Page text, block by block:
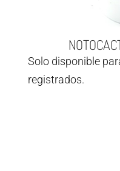
Solo disponible
registrados.